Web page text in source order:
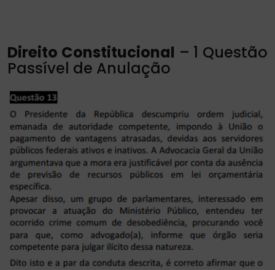
Direito Constitucional – 1 Questão
Passível de Anulação